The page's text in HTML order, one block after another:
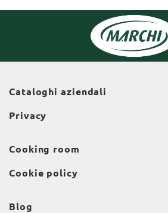
Cataloghi aziendali
Privacy
Cooking room
Cookie policy
Blog